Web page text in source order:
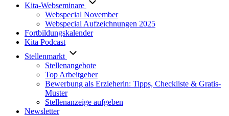
Kita-Webseminare
Webspecial November
Webspecial Aufzeichnungen 2025
Fortbildungskalender
Kita Podcast
Stellenmarkt
Stellenangebote
Top Arbeitgeber
Bewerbung als Erzieherin: Tipps, Checkliste & Gratis-
Muster
Stellenanzeige aufgeben
Newsletter